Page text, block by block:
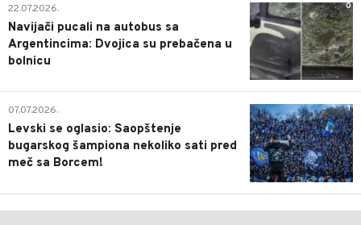
0
22.07.2026.
Navijači pucali na autobus sa
Argentincima: Dvojica su prebačena u
bolnicu
1
07.07.2026.
Levski se oglasio: Saopštenje
bugarskog šampiona nekoliko sati pred
meč sa Borcem!